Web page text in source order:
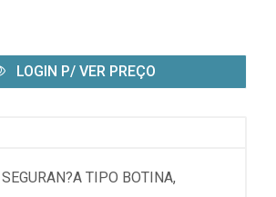
LOGIN P/ VER PREÇO
TIPO BOTINA,